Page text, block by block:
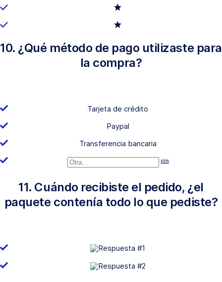
10. ¿Qué método de pago utilizaste para
la compra?
Tarjeta de crédito
Paypal
Transferencia bancaria
11. Cuándo recibiste el pedido, ¿el
paquete contenía todo lo que pediste?